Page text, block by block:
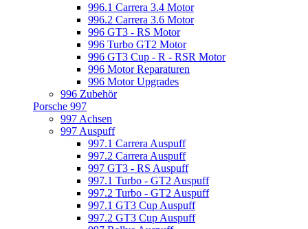
996.1 Carrera 3.4 Motor
996.2 Carrera 3.6 Motor
996 GT3 - RS Motor
996 Turbo GT2 Motor
996 GT3 Cup - R - RSR Motor
996 Motor Reparaturen
996 Motor Upgrades
996 Zubehör
Porsche 997
997 Achsen
997 Auspuff
997.1 Carrera Auspuff
997.2 Carrera Auspuff
997 GT3 - RS Auspuff
997.1 Turbo - GT2 Auspuff
997.2 Turbo - GT2 Auspuff
997.1 GT3 Cup Auspuff
997.2 GT3 Cup Auspuff